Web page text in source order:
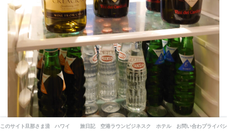
このサイトについて旦那さま流！ANAマイルの貯め方
ハワイ 旅日記 空港ラウンジビジネスクラスホテル お問い合わせプライバ